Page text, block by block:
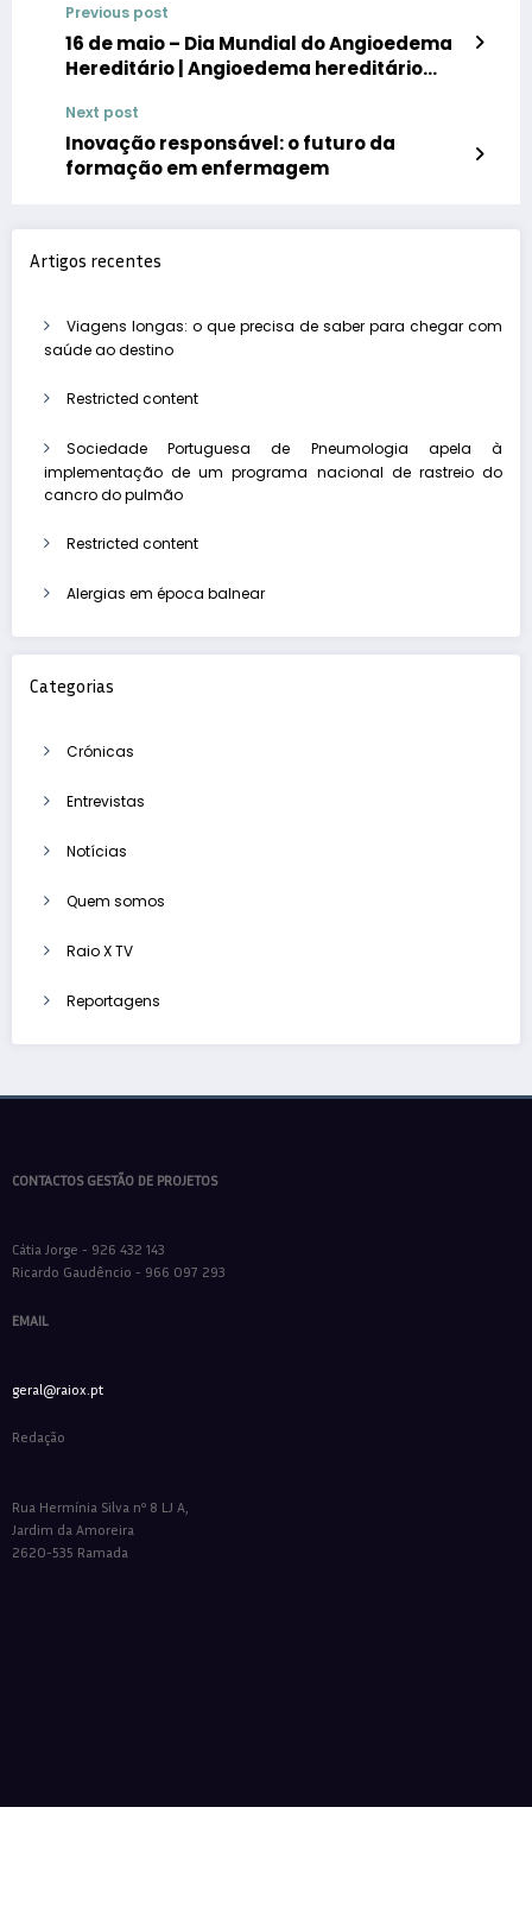
Previous post
16 de maio – Dia Mundial do Angioedema
Hereditário | Angioedema hereditário
Next post
Inovação responsável: o futuro da
formação em enfermagem
Artigos recentes
Viagens longas: o que precisa de saber para chegar com
saúde ao destino
Restricted content
Sociedade Portuguesa de Pneumologia apela à
implementação de um programa nacional de rastreio do
cancro do pulmão
Restricted content
Alergias em época balnear
Categorias
Crónicas
Entrevistas
Notícias
Quem somos
Raio X TV
Reportagens
CONTACTOS GESTÃO DE PROJETOS
Cátia Jorge - 926 432 143
Ricardo Gaudêncio - 966 097 293
EMAIL
geral@raiox.pt
Redação
Rua Hermínia Silva nº 8 LJ A,
Jardim da Amoreira
2620-535 Ramada